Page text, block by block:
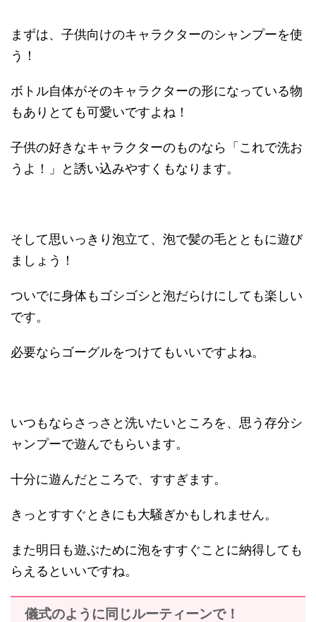
まずは、子供向けのキャラクターのシャンプーを使
う！
ボトル自体がそのキャラクターの形になっている物
もありとても可愛いですよね！
子供の好きなキャラクターのものなら「これで洗お
うよ！」と誘い込みやすくもなります。
そして思いっきり泡立て、泡で髪の毛とともに遊び
ましょう！
ついでに身体もゴシゴシと泡だらけにしても楽しい
です。
必要ならゴーグルをつけてもいいですよね。
いつもならさっさと洗いたいところを、思う存分シ
ャンプーで遊んでもらいます。
十分に遊んだところで、すすぎます。
きっとすすぐときにも大騒ぎかもしれません。
また明日も遊ぶために泡をすすぐことに納得しても
らえるといいですね。
儀式のように同じルーティーンで！